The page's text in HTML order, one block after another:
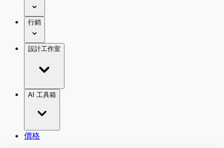
行銷
設計工作室
AI 工具箱
價格